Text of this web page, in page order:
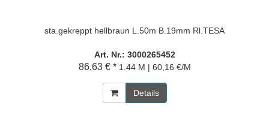
sta.gekreppt hellbraun L.50m B.19mm Rl.TESA
Art. Nr.: 3000265452
86,63 € * 1.44 M | 60,16 €/M
Details